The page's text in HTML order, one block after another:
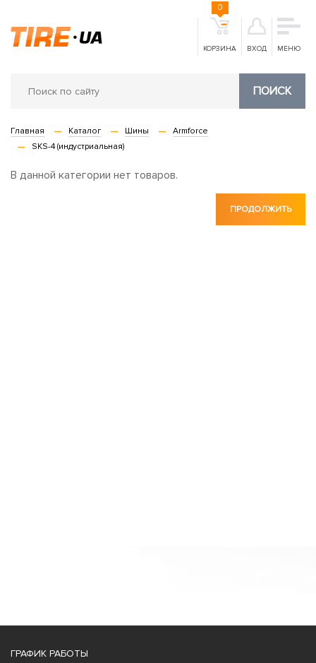
КОРЗИНА
0
ВХОД МЕНЮ
ПОИСК
Главная Каталог Шины
Armforce
SKS-4 (индустриальная)
В данной категории нет товаров.
ПРОДОЛЖИТЬ
ГРАФИК РАБОТЫ